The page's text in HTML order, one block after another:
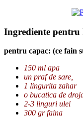
Ingrediente pentru
pentru capac: (ce fain
150 ml apa
un praf de sare,
1 lingurita zahar
o bucatica de
2-3 linguri ulei
300 gr faina